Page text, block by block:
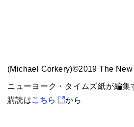
(Michael Corkery)©2019 The New
ニューヨーク・タイムズ紙が編集
購読はこちら から